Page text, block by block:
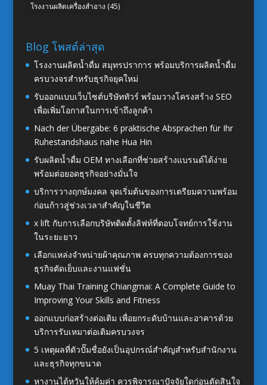
โรงงานผลิตเครื่องสำอาง (45)
Blog โพสต์ล่าสุด
โรงงานผลิตน้ำดื่ม สมุทรปราการ พร้อมบริการผลิตน้ำดื่ม
ครบวงจรสำหรับธุรกิจยุคใหม่
รับออกแบบเว็บไซต์บริษัททัวร์ พร้อมวางโครงสร้าง SEO
เพื่อเพิ่มโอกาสในการเข้าถึงลูกค้า
Nach der Übergabe: 6 praktische Absprachen für Ihr
Ruhestandshaus nahe Hua Hin
รับผลิตน้ำดื่ม OEM ทางเลือกที่ช่วยสร้างแบรนด์ได้ง่าย
พร้อมต่อยอดธุรกิจอย่างมั่นใจ
บริการวางฤกษ์มงคล จุดเริ่มต้นของการเตรียมความพร้อม
ก่อนก้าวสู่ช่วงเวลาสำคัญในชีวิต
x lift กับการเลือกบริษัทติดตั้งลิฟท์ที่ตอบโจทย์การใช้งาน
ในระยะยาว
เลือกแหล่งจำหน่ายผ้าคุณภาพ ครบทุกความต้องการของ
ธุรกิจตัดเย็บและงานแฟชั่น
Muay Thai Training Chiangmai: A Complete Guide to
Improving Your Skills and Fitness
ออกแบบก่อสร้างต่อเติม เพื่อยกระดับบ้านและอาคารด้วย
บริการรับเหมาต่อเติมครบวงจร
5 เหตุผลที่ตัวปั๊มชื่อยังเป็นอุปกรณ์สำคัญสำหรับสำนักงาน
และธุรกิจทุกขนาด
หางานไต้หวันให้คุ้มค่า ควรพิจารณาปัจจัยใดก่อนตัดสินใจ